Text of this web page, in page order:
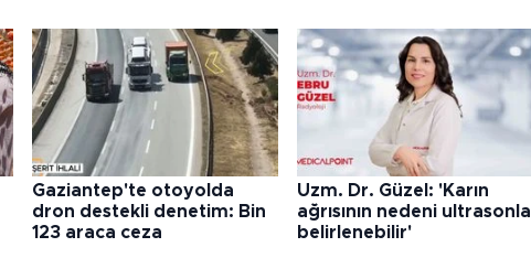
Gaziantep'te otoyolda
dron destekli denetim: Bin
123 araca ceza
Uzm. Dr. Güzel: 'Karın
ağrısının nedeni ultrasonla
belirlenebilir'